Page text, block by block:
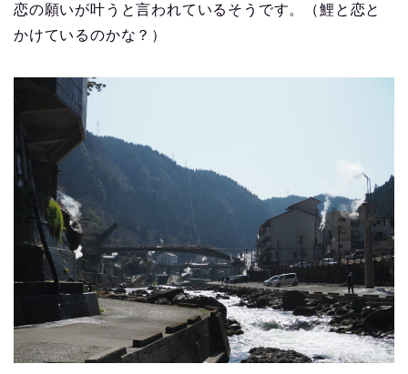
恋の願いが叶うと言われているそうです。（鯉と恋と
かけているのかな？）